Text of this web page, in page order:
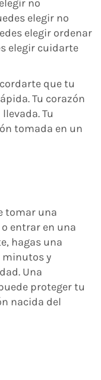
no
elegir no
elegir ordenar
elegir cuidarte
que tu
Tu corazón
Tu
tomada en un
tomar una
entrar en una
hagas una
minutos y
Una
proteger tu
nacida del